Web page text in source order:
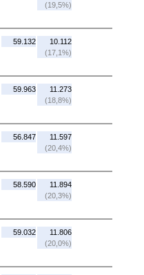
(19,5%)
59.132
10.112
(17,1%)
59.963
11.273
(18,8%)
56.847
11.597
(20,4%)
58.590
11.894
(20,3%)
59.032
11.806
(20,0%)